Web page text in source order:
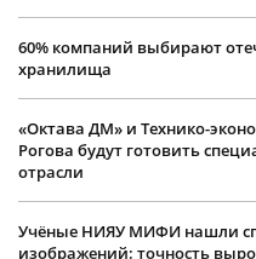
60% компаний выбирают
хранилища
«Октава ДМ» и Технико-
Рогова будут готовить
отрасли
Учëные НИЯУ МИФИ нашли
изображений: точность